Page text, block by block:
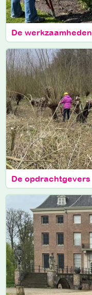
De werkzaamheden
De opdrachtgevers